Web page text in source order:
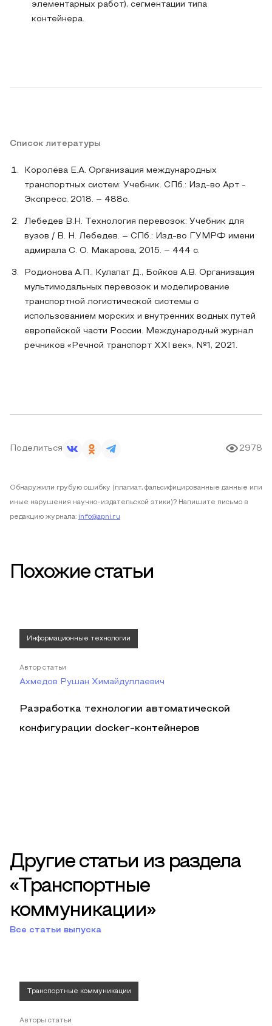
элементарных работ), сегментации типа
контейнера.
Список литературы
Королёва Е.А. Организация международных
транспортных систем: Учебник. СПб.: Изд-во Арт -
Экспресс, 2018. – 488с.
Лебедев В.Н. Технология перевозок: Учебник для
вузов / В. Н. Лебедев. – СПб.: Изд-во ГУМРФ имени
адмирала С. О. Макарова, 2015. – 444 с.
Родионова А.П., Кулапат Д., Бойков А.В. Организация
мультимодальных перевозок и моделирование
транспортной логистической системы с
использованием морских и внутренних водных путей
европейской части России. Международный журнал
речников «Речной транспорт XXI век», №1, 2021.
Поделиться 2978
Обнаружили грубую ошибку (плагиат, фальсифицированные данные или
иные нарушения научно-издательской этики)? Напишите письмо в
редакцию журнала: info@apni.ru
Похожие статьи
Информационные технологии
Автор статьи
Ахмедов Рушан Химайдуллаевич
Разработка технологии автоматической
конфигурации docker-контейнеров
Другие статьи из раздела
«Транспортные
коммуникации»
Все статьи выпуска
Транспортные коммуникации
Авторы статьи